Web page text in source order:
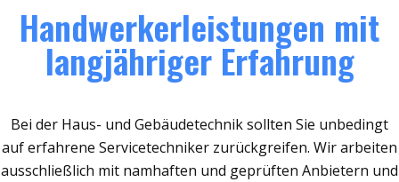
Handwerkerleistungen mit
langjähriger Erfahrung
Bei der Haus- und Gebäudetechnik sollten Sie unbedingt
auf erfahrene Servicetechniker zurückgreifen. Wir arbeiten
ausschließlich mit namhaften und geprüften Anbietern und